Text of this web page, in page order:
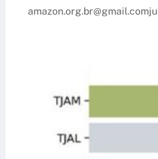
amazon.org.br@gmail.com